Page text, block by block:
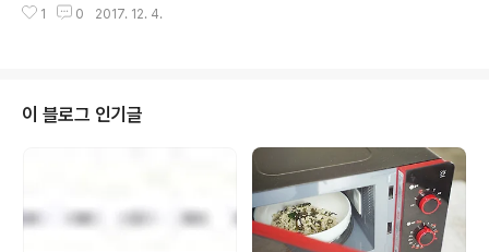
와 완자를 넣고 끓여요. 6. 계란물, 대파도 넣어요. 7. ..
노하우와 센스는 발군! 이번엔 다양한 세계의 요리들 중 유
스 1/2컵, 바게트 1개, 올리브 오일 1큰술, 소금, 후추가루
약간, 페타 치즈 또는 리코타 치즈 3큰술, 하몽3장, 방울토
마토10개 만들어보세요 1. 바게트를 1cm 두께로 어슷 썰
어요. 2. 윗면에 올리브 오일과 소금, 후추를 살짝 뿌려 18
0도 오븐에서 7분간 구워요. 3. 토마토는 씻어 꼭지를 떼
고 길..
1 0 2017. 12. 4.
이 블로그 인기글